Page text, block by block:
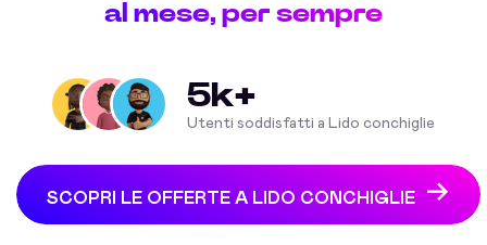
al mese, per sempre
5k+
Utenti soddisfatti a Lido conchiglie
SCOPRI LE OFFERTE A LIDO CONCHIGLIE